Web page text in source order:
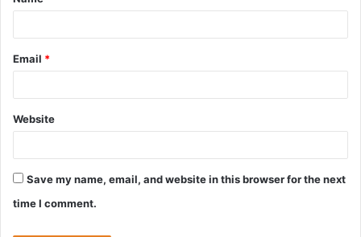
Email *
Website
Save my name, email, and website in this browser for the next
time I comment.